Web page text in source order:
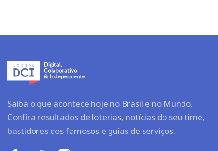
Saiba o que acontece hoje no Brasil e no Mundo.
Confira resultados de loterias, notícias do seu time,
bastidores dos famosos e guias de serviços.